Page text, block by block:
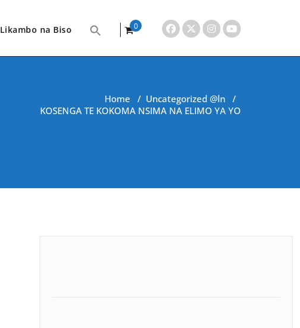
Likambo na Biso
0
Home / Uncategorized @ln /
KOSENGA TE KOKOMA NSIMA NA ELIMO YA YO